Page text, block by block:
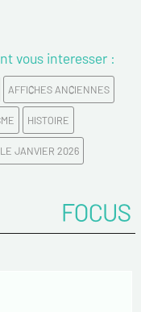
vous interesser :
AFFICHES ANCIENNES
HISTOIRE
JANVIER 2026
FOCUS